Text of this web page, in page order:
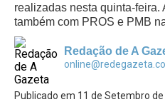
realizadas nesta quinta-feira.
também com PROS e PMB
Redação de A
Publicado em 11 de Setembro